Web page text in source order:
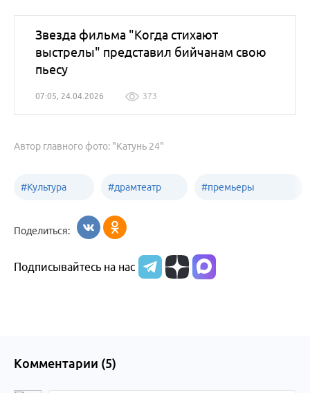
Звезда фильма "Когда стихают
выстрелы" представил бийчанам свою
пьесу
07:05, 24.04.2026 373
Автор главного фото: "Катунь 24"
#Культура #драмтеатр
Бийск
#премьеры
Поделиться:
Подписывайтесь на нас
Комментарии (5)